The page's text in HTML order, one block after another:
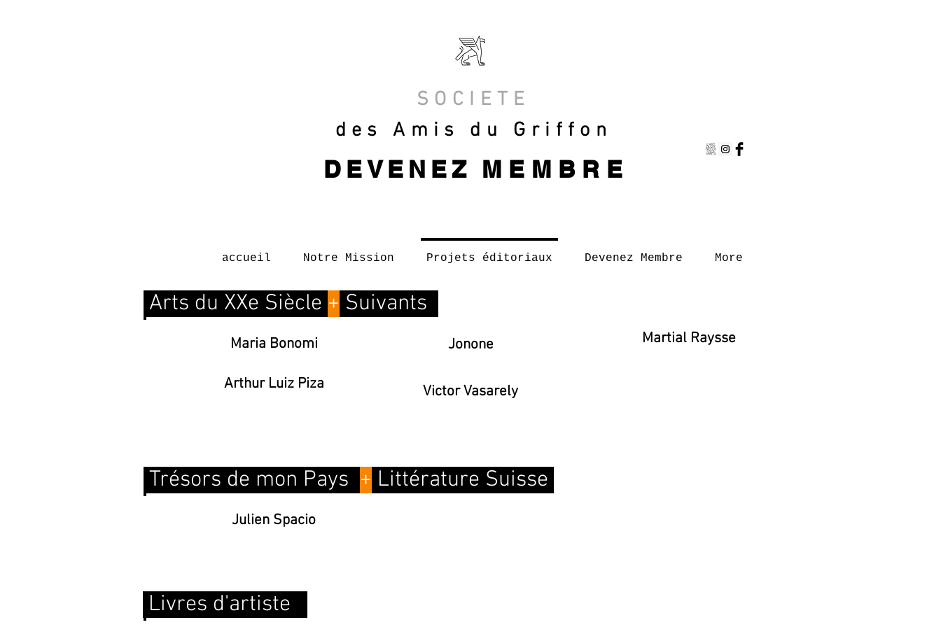
SOCIETE
des Amis du Griffon
DEVENEZ MEMBRE
accueil Notre Mission Projets éditoriaux Devenez Membre More
Victor Vasarely
Martial Raysse
Maria Bonomi
Arthur Luiz Piza
Jonone
Arts du XXe Siècle + Suivants
Trésors de mon Pays + Littérature Suisse
Julien Spacio
Livres d'artiste